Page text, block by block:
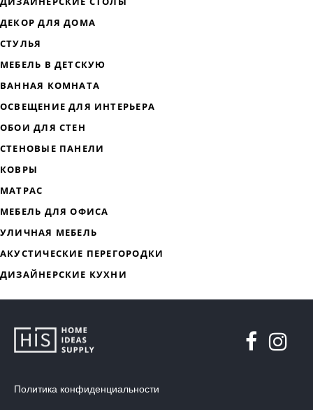
ДИЗАЙНЕРСКАЯ МЕБЕЛЬ
МЯГКАЯ МЕБЕЛЬ
ХРАНЕНИЕ
ДИЗАЙНЕРСКИЕ СТОЛЫ
СТУЛЬЯ
Политика конфиденциальности